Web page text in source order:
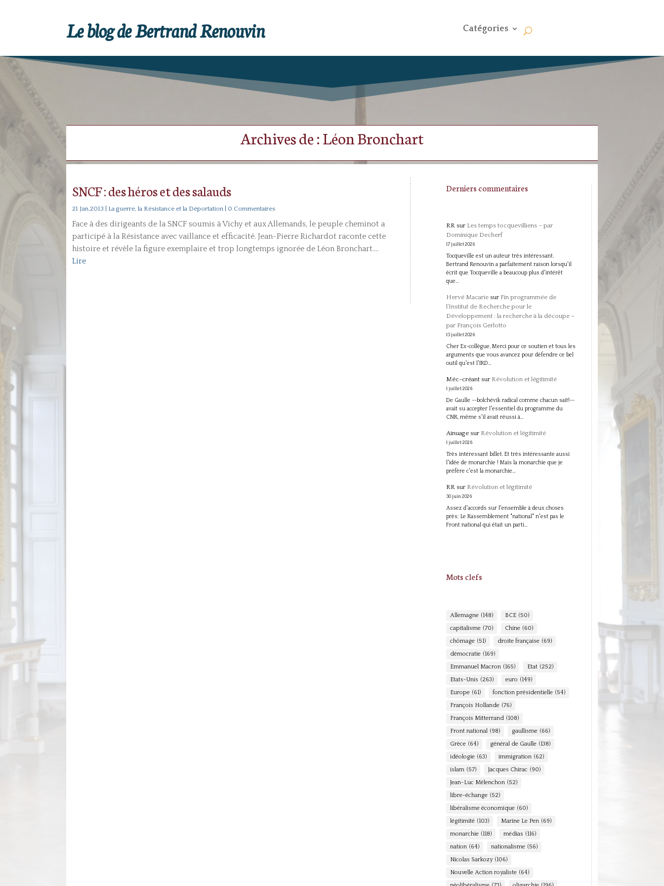
Le blog de Bertrand Renouvin Catégories
Archives de : Léon Bronchart
SNCF : des héros et des salauds
21 Jan,2013 La guerre, la Résistance et la Déportation | 0 Commentaires
Face à des dirigeants de la SNCF soumis à Vichy et aux Allemands, le peuple cheminot a
participé à la Résistance avec vaillance et efficacité. Jean-Pierre Richardot raconte cette
histoire et révèle la figure exemplaire et trop longtemps ignorée de Léon Bronchart....
Lire
Derniers commentaires
RRsur Les temps tocquevilliens – par
Dominique Decherf
17 juillet 2026
Tocqueville est un auteur très intéressant.
Bertrand Renouvin a parfaitement raison lorsqu'il
écrit que Tocqueville a beaucoup plus d'intérêt
que…
Hervé Macariesur Fin programmée de
l’Institut de Recherche pour le
Développement : la recherche à la découpe –
par François Gerlotto
13 juillet 2026
Cher Ex-collègue, Merci pour ce soutien et tous les
arguments que vous avancez pour défendre ce bel
outil qu'est l'IRD…
Méc-créantsur Révolution et légitimité
1 juillet 2026
De Gaulle --bolchévik radical comme chacun sait!--
avait su accepter l'essentiel du programme du
CNR, même s'il avait réussi à…
Ainuagesur Révolution et légitimité
1 juillet 2026
Très intéressant billet. Et très intéressante aussi
l'idée de monarchie ! Mais la monarchie que je
préfère c'est la monarchie…
RRsur Révolution et légitimité
30 juin 2026
Assez d'accords sur l'ensemble à deux choses
près: Le Rassemblement "national" n'est pas le
Front national qui était un parti…
Mots clefs
Allemagne (148) BCE (50)
capitalisme (70) Chine (60)
chômage (51) droite française (69)
démocratie (169)
Emmanuel Macron (165) Etat (252)
Etats-Unis (263) euro (149)
Europe (61) fonction présidentielle (54)
François Hollande (76)
François Mitterrand (108)
Front national (98) gaullisme (66)
Grèce (64) général de Gaulle (138)
idéologie (63) immigration (62)
islam (57) Jacques Chirac (90)
Jean-Luc Mélenchon (52)
libre-échange (52)
libéralisme économique (60)
légitimité (103) Marine Le Pen (69)
monarchie (118) médias (116)
nation (64) nationalisme (56)
Nicolas Sarkozy (106)
Nouvelle Action royaliste (64)